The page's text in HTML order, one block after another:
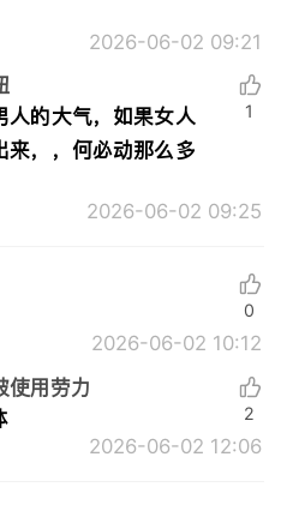
2026-06-02 09:21
人的大气，如果女人
来，，何必动那么多
2026-06-02 09:25
1
2026-06-02 10:12
0
使用劳力
2026-06-02 12:06
2